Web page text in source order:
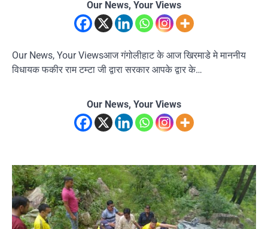
Our News, Your Views
Our News, Your Viewsआज गंगोलीहाट के आज खिरमाडे मे माननीय
विधायक फकीर राम टम्टा जी द्वारा सरकार आपके द्वार के…
Our News, Your Views